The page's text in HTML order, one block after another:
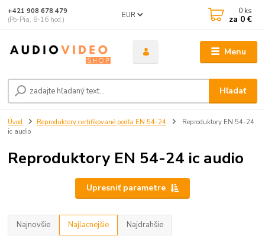
Menu
EUR
Hľadať
+421 908 678 479
(Po-Pia, 8-16 hod.)
0 ks
za 0 €
Úvod Reproduktory certifikované podľa EN 54-24
Reproduktory EN 54-24
ic audio
Reproduktory EN 54-24 ic audio
Upresniť parametre
Najnovšie Najlacnejšie Najdrahšie